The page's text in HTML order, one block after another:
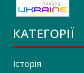
КАТЕГОРІЇ
Історія